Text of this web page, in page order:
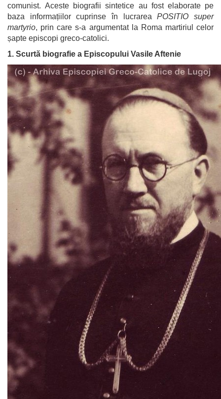
comunist.Aceste biografii sintetice au fost elaborate pe
baza informațiilor cuprinse în lucrareaPOSITIO super
martyrio, prin care s-a argumentat la Roma martiriul celor
șapte episcopi greco-catolici.
1. Scurtă biografie a Episcopului Vasile Aftenie